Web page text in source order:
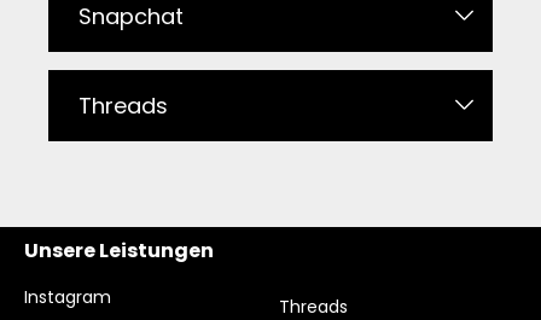
Snapchat
Threads
Unsere Leistungen
Instagram
Threads